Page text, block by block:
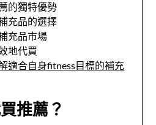
的獨特優勢
充品的選擇
充品市場
地代買
適合自身fitness目標的補充
推薦？